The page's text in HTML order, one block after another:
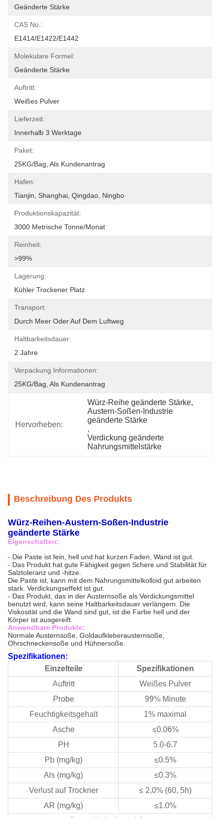
Geänderte Stärke
CAS No.:
E1414/E1422/E1442
Molekulare Formel:
Geänderte Stärke
Auftritt:
Weißes Pulver
Lieferzeit:
Innerhalb 3 Werktage
Paket:
25KG/bag, Als Kundenantrag
Hafen:
Tianjin, Shanghai, Qingdao, Ningbo
Produktionskapazität:
3000 Metrische Tonne/Monat
Reinheit:
>99%
Lagerung:
Kühler Trockener Platz
Transport:
Durch Meer Oder Auf Dem Luftweg
Haltbarkeitsdauer:
2 Jahre
Verpackung Informationen:
25KG/bag, Als Kundenantrag
Hervorheben:
Würz-Reihe geänderte Stärke,
Austern-Soßen-Industrie
geänderte Stärke
,
Verdickung geänderte
Nahrungsmittelstärke
Beschreibung Des Produkts
Würz-Reihen-Austern-Soßen-Industrie
geänderte Stärke
Eigenschaften:
- Die Paste ist fein, hell und hat kurzen Faden, Wand ist gut.
- Das Produkt hat gute Fähigkeit gegen Schere und Stabilität für
Salztoleranz und -hitze.
Die Paste ist, kann mit dem Nahrungsmittelkolloid gut arbeiten
stark. Verdickungseffekt ist gut.
- Das Produkt, das in der Austernsoße als Verdickungsmittel
benutzt wird, kann seine Haltbarkeitsdauer verlängern. Die
Viskosität und die Wand sind gut, ist die Farbe hell und der
Körper ist ausgereift.
Anwendbare Produkte:
Normale Austernsoße, Goldaufkleberausternsoße,
Ohrschneckensoße und Hühnersoße.
Spezifikationen:
Einzelteile
Spezifikationen
Auftritt
Weißes Pulver
Probe
99% Minute
Feuchtigkeitsgehalt
1% maximal
Asche
≤0.06%
PH
5.0-6.7
Pb (mg/kg)
≤0.5%
Als (mg/kg)
≤0.3%
Verlust auf Trockner
≤ 2,0% (60, 5h)
AR (mg/kg)
≤1.0%